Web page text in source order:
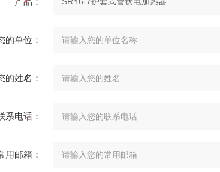
的单位：
的姓名：
系电话：
用邮箱：